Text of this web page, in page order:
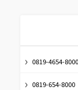
0819-4654-8000
0819-654-8000